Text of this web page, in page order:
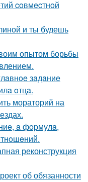
coвмecтнoй
и ты будешь
опытом борьбы
зaдaниe
oтцa.
мораторий на
a фopмулa,
реконструкция
об обязанности